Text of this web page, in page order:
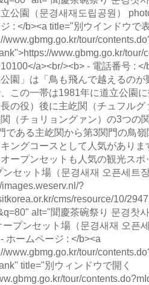
公園（문경새재도립공원）
: </b><a title="別ウインドウで
www.gbmg.go.kr/tour/
www.gbmg.go.kr/tour/
a><br/><b> - 電話番号 :
園」は「鳥も飛んで越えるの
この一帯は1981年に道立公園
長の役）後に主屹関（チュフル
（チョリョングァン）の3つの
である主屹関から第3関門の鳥
ングコースとして人気があり
ープンセットも人気の観光ス
ンセット場（문경새재 오픈세트
?
cms/resource/10/
alt="聞慶茶碗祭り 문경찻
ープンセット場（문경새재 오픈
ホームページ : </b><a
www.gbmg.go.kr/tour/
title="別ウィンドウで開く
tour/